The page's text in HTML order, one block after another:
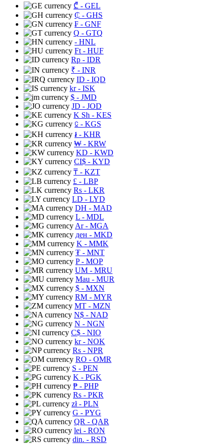
₾ - GEL
₵ - GHS
₣ - GNF
Q - GTQ
- HNL
Ft - HUF
Rp - IDR
₹ - INR
ID - IQD
kr- ISK
$ - JMD
JD - JOD
K Sh - KES
⃀ - KGS
៛ - KHR
₩ - KRW
KD - KWD
CI$ - KYD
₸ - KZT
£ - LBP
Rs - LKR
LD - LYD
DH - MAD
L - MDL
Ar- MGA
ден - MKD
K - MMK
₮ - MNT
P- MOP
UM - MRU
Mau - MUR
$ - MXN
RM - MYR
MT - MZN
N$ - NAD
N - NGN
C$ - NIO
kr- NOK
Rs - NPR
RO - OMR
S - PEN
K - PGK
₱ - PHP
Rs - PKR
zł- PLN
G - PYG
QR - QAR
lei - RON
din. - RSD